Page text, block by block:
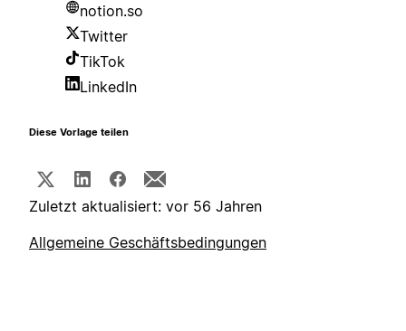
notion.so
Twitter
TikTok
LinkedIn
Diese Vorlage teilen
Zuletzt aktualisiert: vor 56 Jahren
Allgemeine Geschäftsbedingungen